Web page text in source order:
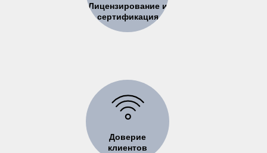
Лицензирование и
сертификация
Доверие
клиентов